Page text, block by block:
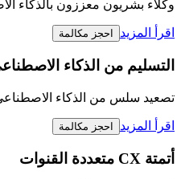
وكلاء بشريون معززون بالذكاء
اقرأ المزيد احجز مكالمة
التسليم من الذكاء
تصعيد سلس من الذكاء الاصطناعي
اقرأ المزيد احجز مكالمة
أتمتة CX متعددة القنوات